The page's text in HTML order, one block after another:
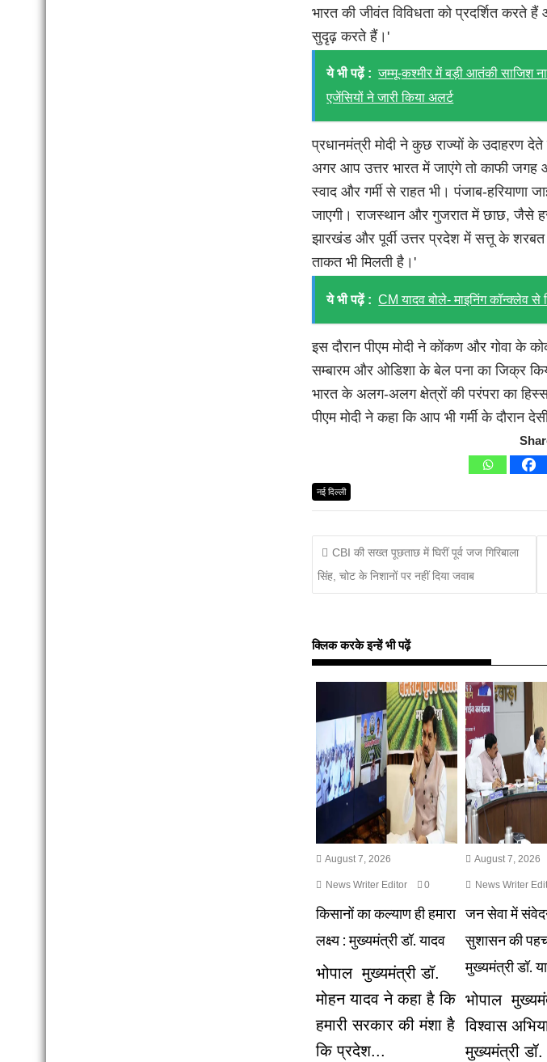
भारत की जीवंत विविधता को प्रदर्शित करते
सुदृढ़ करते हैं।'
ये भी पढ़ें : जम्मू‑कश्मीर में बड़ी आतंकी साजिश
एजेंसियों ने जारी किया अलर्ट
प्रधानमंत्री मोदी ने कुछ राज्यों के उदाहरण
अगर आप उत्तर भारत में जाएंगे तो काफी
स्वाद और गर्मी से राहत भी। पंजाब-हरियाणा
जाएगी। राजस्थान और गुजरात में छाछ, जैसे
झारखंड और पूर्वी उत्तर प्रदेश में सत्तू के
ताकत भी मिलती है।'
ये भी पढ़ें : CM यादव बोले- माइनिंग कॉन्क्लेव से
इस दौरान पीएम मोदी ने कोंकण और गोवा के
सम्बारम और ओडिशा के बेल पना का जिक्र
भारत के अलग-अलग क्षेत्रों की परंपरा का
पीएम मोदी ने कहा कि आप भी गर्मी के दौरान
नई दिल्ली
CBI की सख्त पूछताछ में घिरीं पूर्व जज गिरिबाला
सिंह, चोट के निशानों पर नहीं दिया जवाब
क्लिक करके इन्हें भी पढ़ें
August 7, 2026
News Writer Editor 0
किसानों का कल्याण ही हमारा
लक्ष्य : मुख्यमंत्री डॉ. यादव
भोपाल मुख्यमंत्री डॉ.
मोहन यादव ने कहा है कि
हमारी सरकार की मंशा है
कि प्रदेश...
August 7, 2026
News Writer
जन सेवा में
सुशासन की
मुख्यमंत्री डॉ.
भोपाल
विश्वास
मुख्यमंत्री डॉ.